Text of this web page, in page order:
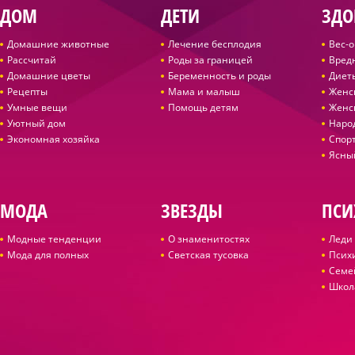
ДОМ
Домашние животные
Рассчитай
Домашние цветы
Рецепты
Умные вещи
Уютный дом
Экономная хозяйка
ДЕТИ
Лечение бесплодия
Роды за границей
Беременность и роды
Мама и малыш
Помощь детям
Вес-
МОДА
Модные тенденции
Мода для полных
ЗВЕЗДЫ
О знаменитостях
Светская тусовка
Леди